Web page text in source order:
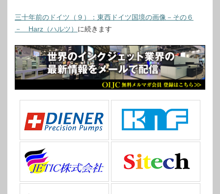
三十年前のドイツ（９）：東西ドイツ国境の画像－その６
－ Harz（ハルツ） に続きます